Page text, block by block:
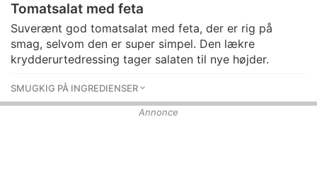
Tomatsalat med feta
Suverænt god tomatsalat med feta, der er rig på
smag, selvom den er super simpel. Den lækre
krydderurtedressing tager salaten til nye højder.
SMUGKIG PÅ INGREDIENSER
Annonce